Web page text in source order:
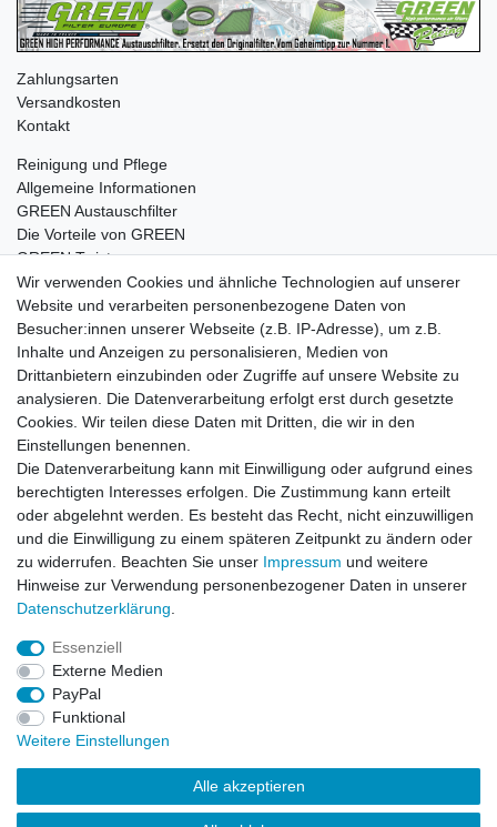
Zahlungsarten
Versandkosten
Kontakt
Reinigung und Pflege
Allgemeine Informationen
GREEN Austauschfilter
Die Vorteile von GREEN
GREEN Twister
Impressum Daten­schutz­erklärung AGB
Barrierefreiheitserklärung Widerrufs­recht
Vertrag widerrufen Kontakt
© Copyright 2026 | Alle Rechte vorbehalten.
Wir verwenden Cookies und ähnliche Technologien auf unserer
Website und verarbeiten personenbezogene Daten von
Besucher:innen unserer Webseite (z.B. IP-Adresse), um z.B.
Inhalte und Anzeigen zu personalisieren, Medien von
Drittanbietern einzubinden oder Zugriffe auf unsere Website zu
analysieren. Die Datenverarbeitung erfolgt erst durch gesetzte
Cookies. Wir teilen diese Daten mit Dritten, die wir in den
Einstellungen benennen.
Die Datenverarbeitung kann mit Einwilligung oder aufgrund eines
berechtigten Interesses erfolgen. Die Zustimmung kann erteilt
oder abgelehnt werden. Es besteht das Recht, nicht einzuwilligen
und die Einwilligung zu einem späteren Zeitpunkt zu ändern oder
zu widerrufen. Beachten Sie unser Impressum und weitere
Hinweise zur Verwendung personenbezogener Daten in unserer
Daten­schutz­erklärung
Essenziell
Externe Medien
PayPal
Funktional
Weitere Einstellungen
Alle akzeptieren